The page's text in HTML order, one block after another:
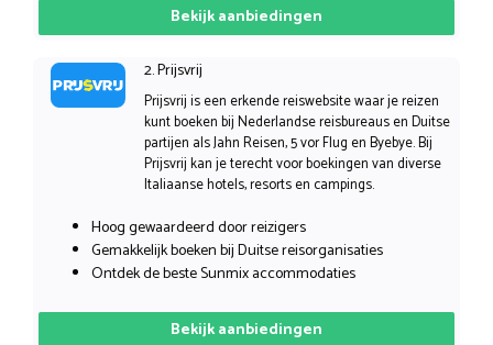
Bekijk aanbiedingen
2. Prijsvrij
Prijsvrij is een erkende reiswebsite waar je reizen
kunt boeken bij Nederlandse reisbureaus en Duitse
partijen als Jahn Reisen, 5 vor Flug en Byebye. Bij
Prijsvrij kan je terecht voor boekingen van diverse
Italiaanse hotels, resorts en campings.
Hoog gewaardeerd door reizigers
Gemakkelijk boeken bij Duitse reisorganisaties
Ontdek de beste Sunmix accommodaties
Bekijk aanbiedingen